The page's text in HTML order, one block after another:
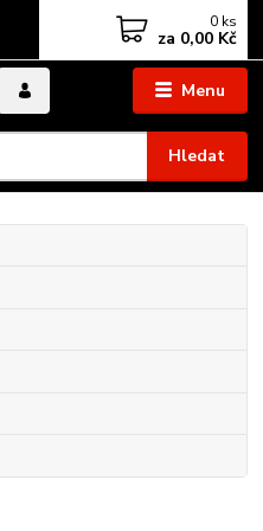
Menu
Hledat
0 ks
za 0,00 Kč